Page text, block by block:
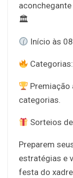
🏛
Início às
Premiação
categorias.
Sorteios
Preparem
estratégias e
festa do